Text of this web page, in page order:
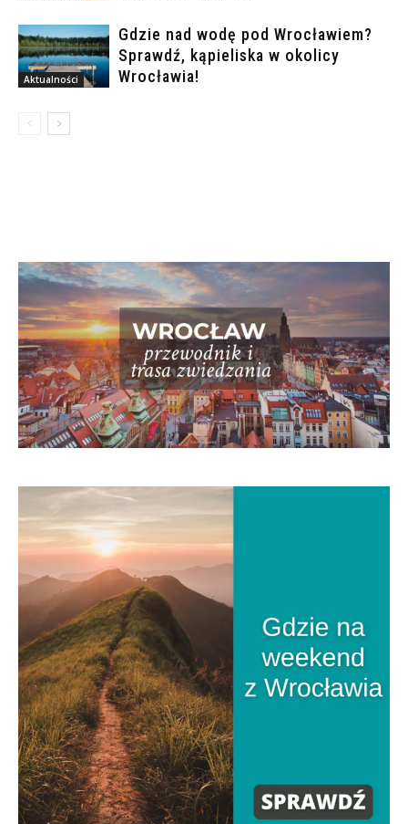
Aktualności
Gdzie nad wodę pod Wrocławiem?
Sprawdź, kąpieliska w okolicy
Wrocławia!